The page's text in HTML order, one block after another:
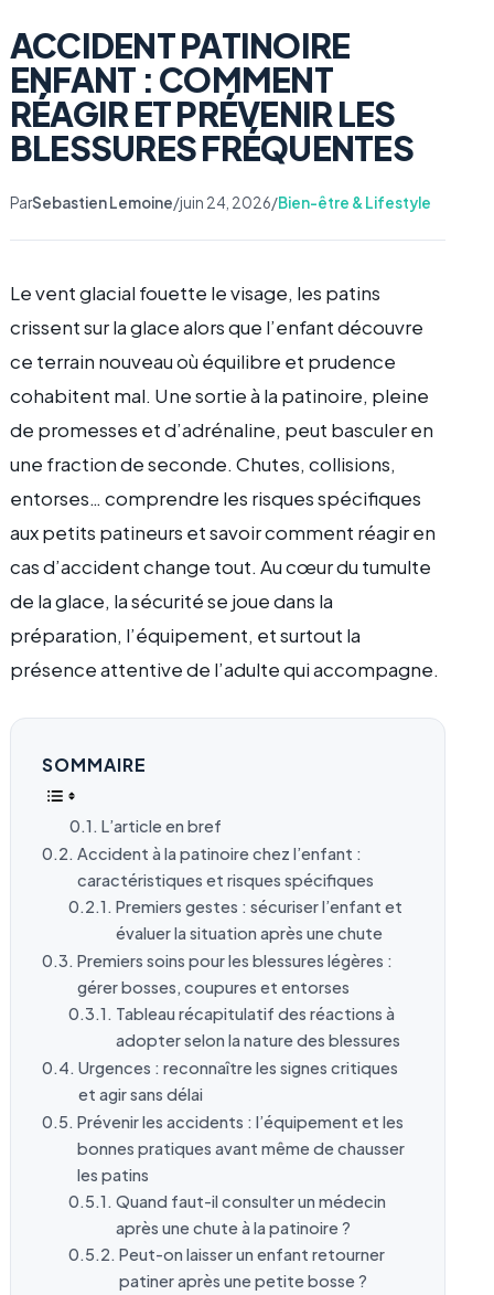
ACCIDENT PATINOIRE
ENFANT : COMMENT
RÉAGIR ET PRÉVENIR LES
BLESSURES FRÉQUENTES
ParSebastien Lemoine/juin 24, 2026/Bien-être & Lifestyle
Le vent glacial fouette le visage, les patins
crissent sur la glace alors que l’enfant découvre
ce terrain nouveau où équilibre et prudence
cohabitent mal. Une sortie à la patinoire, pleine
de promesses et d’adrénaline, peut basculer en
une fraction de seconde. Chutes, collisions,
entorses… comprendre les risques spécifiques
aux petits patineurs et savoir comment réagir en
cas d’accident change tout. Au cœur du tumulte
de la glace, la sécurité se joue dans la
préparation, l’équipement, et surtout la
présence attentive de l’adulte qui accompagne.
SOMMAIRE
L’article en bref
Accident à la patinoire chez l’enfant :
caractéristiques et risques spécifiques
Premiers gestes : sécuriser l’enfant et
évaluer la situation après une chute
Premiers soins pour les blessures légères :
gérer bosses, coupures et entorses
Tableau récapitulatif des réactions à
adopter selon la nature des blessures
Urgences : reconnaître les signes critiques
et agir sans délai
Prévenir les accidents : l’équipement et les
bonnes pratiques avant même de chausser
les patins
Quand faut-il consulter un médecin
après une chute à la patinoire ?
Peut-on laisser un enfant retourner
patiner après une petite bosse ?